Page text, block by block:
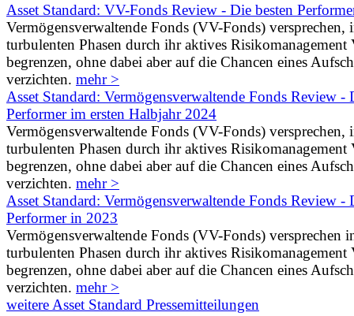
Asset Standard: VV-Fonds Review - Die besten
Vermögensverwaltende Fonds (VV-Fonds) versprechen,
turbulenten Phasen durch ihr aktives Risikomanagement
begrenzen, ohne dabei aber auf die Chancen eines
verzichten. mehr >
Asset Standard: Vermögensverwaltende Fonds Review -
Performer im ersten Halbjahr 2024
Vermögensverwaltende Fonds (VV-Fonds) versprechen,
turbulenten Phasen durch ihr aktives Risikomanagement
begrenzen, ohne dabei aber auf die Chancen eines
verzichten. mehr >
Asset Standard: Vermögensverwaltende Fonds Review -
Performer in 2023
Vermögensverwaltende Fonds (VV-Fonds) versprechen
turbulenten Phasen durch ihr aktives Risikomanagement
begrenzen, ohne dabei aber auf die Chancen eines
verzichten. mehr >
weitere Asset Standard Pressemitteilungen